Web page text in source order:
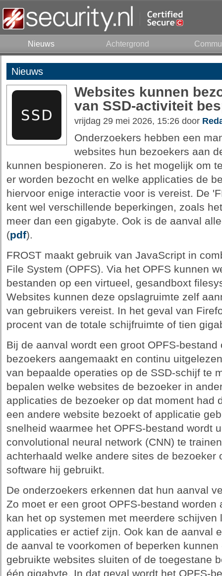
Nieuws Achtergrond
Nieuws
Websites kunnen
van SSD-activiteit
vrijdag 29 mei 2026, 15:26 door
Onderzoekers hebben een
websites hun bezoekers aan
kunnen bespioneren. Zo is het mogelijk om
er worden bezocht en welke applicaties de
hiervoor enige interactie voor is vereist. De
kent wel verschillende beperkingen, zoals
meer dan een gigabyte. Ook is de aanval
(pdf).
FROST maakt gebruik van JavaScript in
File System (OPFS). Via het OPFS kunnen
bestanden op een virtueel, gesandboxt
Websites kunnen deze opslagruimte zelf
van gebruikers vereist. In het geval van
procent van de totale schijfruimte of tien
Bij de aanval wordt een groot OPFS-
bezoekers aangemaakt en continu
van bepaalde operaties op de SSD-schijf te
bepalen welke websites de bezoeker in
applicaties de bezoeker op dat moment had
een andere website bezoekt of applicatie
snelheid waarmee het OPFS-bestand wordt
convolutional neural network (CNN) te
achterhaald welke andere sites de bezoeker
software hij gebruikt.
De onderzoekers erkennen dat hun aanval
Zo moet er een groot OPFS-bestand
kan het op systemen met meerdere
applicaties er actief zijn. Ook kan de aanval
de aanval te voorkomen of beperken
gebruikte websites sluiten of de toegestane
één gigabyte. In dat geval wordt het OPFS-